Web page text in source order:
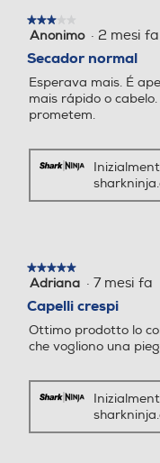
★★★★★
★★★★★
3
5
stelle.
Anonimo · 2 mesi fa
Secador normal
Esperava mais. É
mais rápido o
prometem.
★★★★★
★★★★★
5
5
stelle.
Adriana · 7 mesi fa
Capelli crespi
Ottimo prodotto lo
che vogliono una